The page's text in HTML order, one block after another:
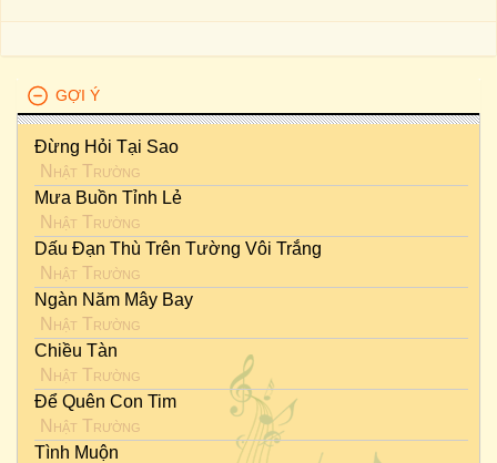
GỢI Ý
Đừng Hỏi Tại Sao
Nhật Trường
Mưa Buồn Tỉnh Lẻ
Nhật Trường
Dấu Đạn Thù Trên Tường Vôi Trắng
Nhật Trường
Ngàn Năm Mây Bay
Nhật Trường
Chiều Tàn
Nhật Trường
Để Quên Con Tim
Nhật Trường
Tình Muộn